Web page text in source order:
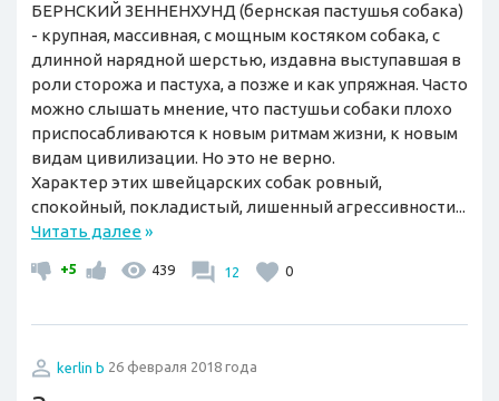
БЕРНСКИЙ ЗЕННЕНХУНД (бернская пастушья собака)
- крупная, массивная, с мощным костяком собака, с
длинной нарядной шерстью, издавна выступавшая в
роли сторожа и пастуха, а позже и как упряжная. Часто
можно слышать мнение, что пастушьи собаки плохо
приспосабливаются к новым ритмам жизни, к новым
видам цивилизации. Но это не верно.
Характер этих швейцарских собак ровный,
спокойный, покладистый, лишенный агрессивности...
Читать далее»
+5 439 12 0
kerlin b 26 февраля 2018 года